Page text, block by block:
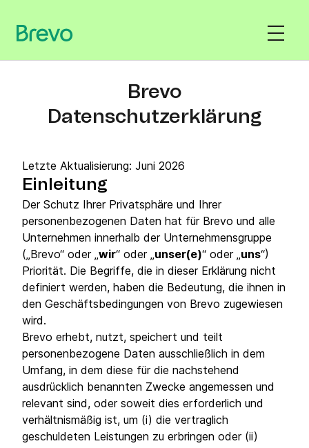
Brevo
Datenschutzerklärung
Letzte Aktualisierung: Juni 2026
Einleitung
Der Schutz Ihrer Privatsphäre und Ihrer
personenbezogenen Daten hat für Brevo und alle
Unternehmen innerhalb der Unternehmensgruppe
(„Brevo“ oder „wir“ oder „unser(e)“ oder „uns“)
Priorität. Die Begriffe, die in dieser Erklärung nicht
definiert werden, haben die Bedeutung, die ihnen in
den Geschäftsbedingungen von Brevo zugewiesen
wird.
Brevo erhebt, nutzt, speichert und teilt
personenbezogene Daten ausschließlich in dem
Umfang, in dem diese für die nachstehend
ausdrücklich benannten Zwecke angemessen und
relevant sind, oder soweit dies erforderlich und
verhältnismäßig ist, um (i) die vertraglich
geschuldeten Leistungen zu erbringen oder (ii)